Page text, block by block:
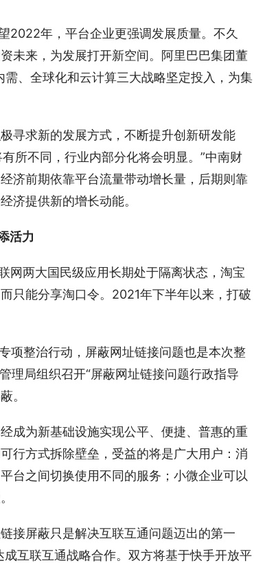
2022年，平台企业更强调发展质量。不久
未来，为发展打开新空间。阿里巴巴集团董
、全球化和云计算三大战略坚定投入，为集
寻求新的发展方式，不断提升创新研发能
所不同，行业内部分化将会明显。”中南财
济前期依靠平台流量带动增长量，后期则靠
济提供新的增长动能。
活力
网两大国民级应用长期处于隔离状态，淘宝
只能分享淘口令。2021年下半年以来，打破
项整治行动，屏蔽网址链接问题也是本次整
理局组织召开“屏蔽网址链接问题行政指导
。
成为新基础设施实现公平、便捷、普惠的重
行方式拆除壁垒，受益的将是广大用户：消
台之间切换使用不同的服务；小微企业可以
接屏蔽只是解决互联互通问题迈出的第一
互联互通战略合作。双方将基于快手开放平